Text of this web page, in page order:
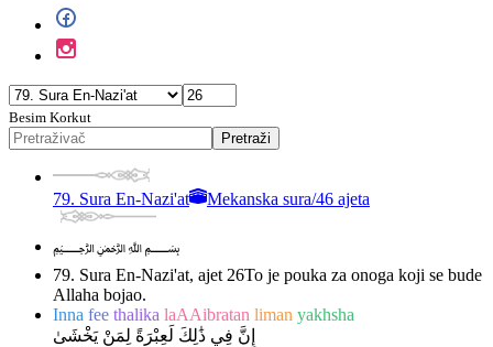
Besim Korkut
Pretraži
79. Sura En-Nazi'at Mekanska sura/46 ajeta
﷽
79. Sura En-Nazi'at, ajet 26To je pouka za onoga koji se bude
Allaha bojao.
Inna fee thalika laAAibratan liman yakhsha
إِنَّ فِي ذَٰلِكَ لَعِبْرَةً لِمَنْ يَخْشَىٰ